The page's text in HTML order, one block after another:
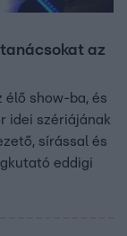
az
élő show-ba, és
idei szériájának
sírással és
eddigi